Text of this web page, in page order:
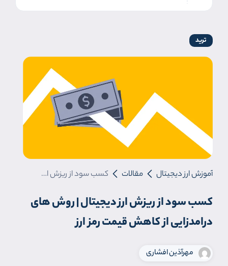
ترید
آموزش ارز دیجیتال مقالات کسب سود از ریزش ارز دیجیتال | روش های درامدزایی از کاهش قیمت رمز ارز
کسب سود از ریزش ارز دیجیتال | روش های
درامدزایی از کاهش قیمت رمز ارز
مهرآ‌ذین افشاری